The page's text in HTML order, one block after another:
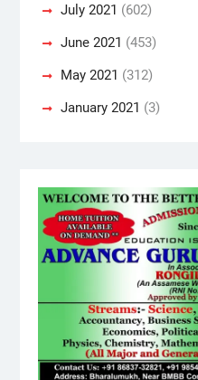
July 2021 (602)
June 2021 (453)
May 2021 (312)
January 2021 (3)